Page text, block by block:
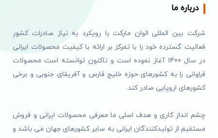
درباره ما
شرکت بین المللی الوان مارکت با رویکرد به نیاز صادرات کشور
فعالیت گسترده خود را با تمرکز بر ارائه با کیفیت محصولات ایرانی
در سال 1400 آغاز نموده است و تاکنون توانسته است محصولات
فراوانی را به کشورهای حوزه خلیج فارس و آفریقای جنوبی و برخی
کشورهای اروپایی صادر کند.
چشم انداز کاری و هدف اصلی ما معرفی محصولات ایرانی و فروش
مستقیم از تولیدکنندگان ایرانی به سایر کشورهای جهان می باشد و